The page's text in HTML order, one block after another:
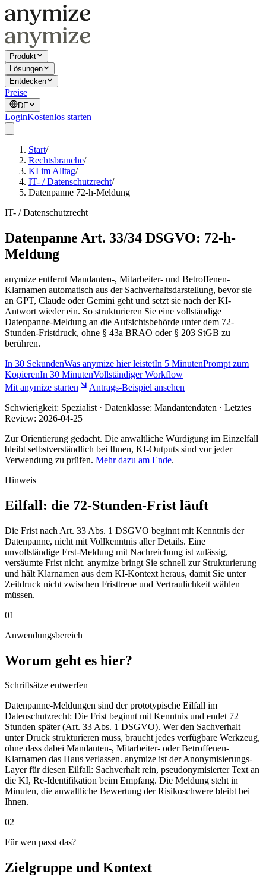
Produkt
Lösungen
Entdecken
Preise
DE
LoginKostenlos starten
Start/
Rechtsbranche/
KI im Alltag/
IT- / Datenschutzrecht/
Datenpanne 72-h-Meldung
IT- / Datenschutzrecht
Datenpanne Art. 33/34 DSGVO: 72-h-
Meldung
anymize entfernt Mandanten-, Mitarbeiter- und Betroffenen-
Klarnamen automatisch aus der Sachverhaltsdarstellung, bevor sie
an GPT, Claude oder Gemini geht und setzt sie nach der KI-
Antwort wieder ein. So strukturieren Sie eine vollständige
Datenpanne-Meldung an die Aufsichtsbehörde unter dem 72-
Stunden-Fristdruck, ohne § 43a BRAO oder § 203 StGB zu
berühren.
In 30 SekundenWas anymize hier leistetIn 5 MinutenPrompt zum
KopierenIn 30 MinutenVollständiger Workflow
Mit anymize starten
Antrags-Beispiel ansehen
Schwierigkeit: Spezialist · Datenklasse: Mandantendaten · Letztes
Review: 2026-04-25
Zur Orientierung gedacht. Die anwaltliche Würdigung im Einzelfall
bleibt selbstverständlich bei Ihnen, KI-Outputs sind vor jeder
Verwendung zu prüfen. Mehr dazu am Ende.
Hinweis
Eilfall: die 72-Stunden-Frist läuft
Die Frist nach Art. 33 Abs. 1 DSGVO beginnt mit Kenntnis der
Datenpanne, nicht mit Vollkenntnis aller Details. Eine
unvollständige Erst-Meldung mit Nachreichung ist zulässig,
versäumte Frist nicht. anymize bringt Sie schnell zur Strukturierung
und hält Klarnamen aus dem KI-Kontext heraus, damit Sie unter
Zeitdruck nicht zwischen Fristtreue und Vertraulichkeit wählen
müssen.
01
Anwendungsbereich
Worum geht es hier?
Schriftsätze entwerfen
Datenpanne-Meldungen sind der prototypische Eilfall im
Datenschutzrecht: Die Frist beginnt mit Kenntnis und endet 72
Stunden später (Art. 33 Abs. 1 DSGVO). Wer den Sachverhalt
unter Druck strukturieren muss, braucht jedes verfügbare Werkzeug,
ohne dass dabei Mandanten-, Mitarbeiter- oder Betroffenen-
Klarnamen das Haus verlassen. anymize ist der Anonymisierungs-
Layer für diesen Eilfall: Sachverhalt rein, pseudonymisierter Text an
die KI, Re-Identifikation beim Empfang. Die Meldung steht in
Minuten, die anwaltliche Bewertung der Risikoschwere bleibt bei
Ihnen.
02
Für wen passt das?
Zielgruppe und Kontext